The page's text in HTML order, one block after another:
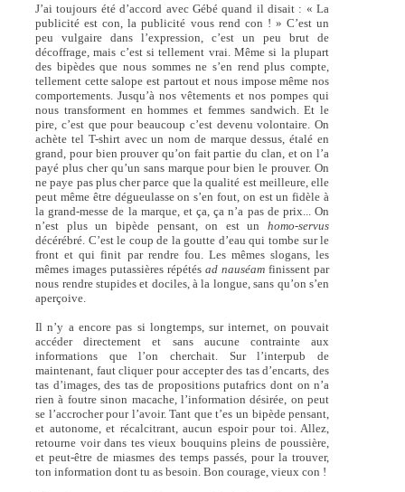
J’ai toujours été d’accord avec Gébé quand il disait : « La
publicité est con, la publicité vous rend con ! » C’est un
peu vulgaire dans l’expression, c’est un peu brut de
décoffrage, mais c’est si tellement vrai. Même si la plupart
des bipèdes que nous sommes ne s’en rend plus compte,
tellement cette salope est partout et nous impose même nos
comportements. Jusqu’à nos vêtements et nos pompes qui
nous transforment en hommes et femmes sandwich. Et le
pire, c’est que pour beaucoup c’est devenu volontaire. On
achète tel T-shirt avec un nom de marque dessus, étalé en
grand, pour bien prouver qu’on fait partie du clan, et on l’a
payé plus cher qu’un sans marque pour bien le prouver. On
ne paye pas plus cher parce que la qualité est meilleure, elle
peut même être dégueulasse on s’en fout, on est un fidèle à
la grand-messe de la marque, et ça, ça n’a pas de prix... On
n’est plus un bipède pensant, on est unhomo-servus
décérébré. C’est le coup de la goutte d’eau qui tombe sur le
front et qui finit par rendre fou. Les mêmes slogans, les
mêmes images putassières répétésad nauséam finissent par
nous rendre stupides et dociles, à la longue, sans qu’on s’en
aperçoive.
Il n’y a encore pas si longtemps, sur internet, on pouvait
accéder directement et sans aucune contrainte aux
informations que l’on cherchait. Sur l’interpub de
maintenant, faut cliquer pour accepter des tas d’encarts, des
tas d’images, des tas de propositions putafrics dont on n’a
rien à foutre sinon macache, l’information désirée, on peut
se l’accrocher pour l’avoir. Tant que t’es un bipède pensant,
et autonome, et récalcitrant, aucun espoir pour toi. Allez,
retourne voir dans tes vieux bouquins pleins de poussière,
et peut-être de miasmes des temps passés, pour la trouver,
ton information dont tu as besoin. Bon courage, vieux con !